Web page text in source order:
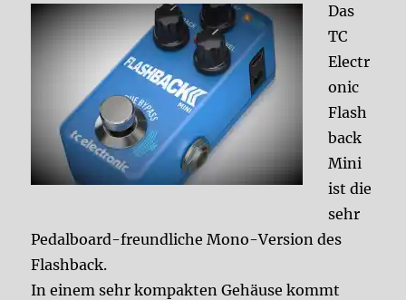
Das
TC
Electr
onic
Flash
back
Mini
ist die
sehr
Pedalboard-freundliche Mono-Version des
Flashback.
In einem sehr kompakten Gehäuse kommt